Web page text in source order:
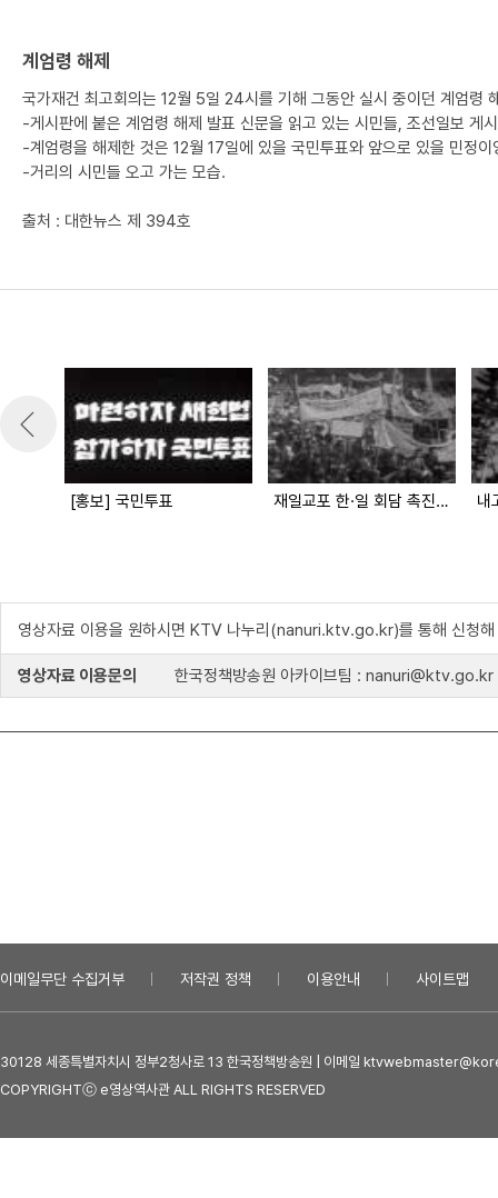
계엄령 해제
국가재건 최고회의는 12월 5일 24시를 기해 그동안 실시 중이던 계엄령
-게시판에 붙은 계엄령 해제 발표 신문을 읽고 있는 시민들, 조선일보 게
-계엄령을 해제한 것은 12월 17일에 있을 국민투표와 앞으로 있을 민정
-거리의 시민들 오고 가는 모습.
출처 : 대한뉴스 제 394호
[홍보] 국민투표 재일교포 한·일 회담 촉진대회 내
영상자료 이용을 원하시면 KTV 나누리(nanuri.ktv.go.kr)를 통해 신청해
영상자료 이용문의 한국정책방송원 아카이브팀 : nanuri@ktv.go.kr
이메일무단 수집거부 저작권 정책 이용안내 사이트맵
30128 세종특별자치시 정부2청사로 13 한국정책방송원 | 이메일
COPYRIGHTⓒ e영상역사관 ALL RIGHTS RESERVED